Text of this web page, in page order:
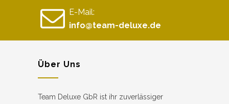
E-Mail:
info@team-deluxe.de
Über Uns
Team Deluxe GbR ist ihr zuverlässiger